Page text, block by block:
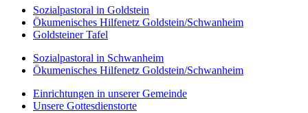
Sozialpastoral in Goldstein
Ökumenisches Hilfenetz Goldstein/Schwanheim
Goldsteiner Tafel
Sozialpastoral in Schwanheim
Ökumenisches Hilfenetz Goldstein/Schwanheim
Einrichtungen in unserer Gemeinde
Unsere Gottesdienstorte